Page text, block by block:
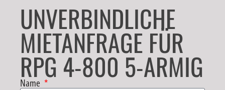
UNVERBINDLICHE
MIETANFRAGE FÜR
RPG 4-800 5-ARMIG
Name